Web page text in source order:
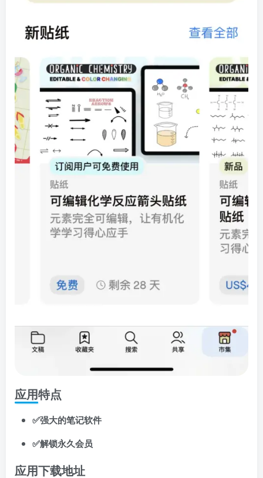
应用特点
✅强大的笔记软件
✅解锁永久会员
应用下载地址